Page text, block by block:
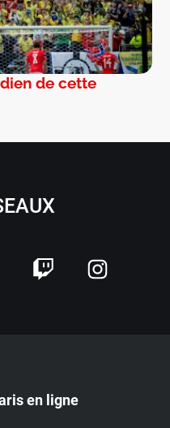
de cette
en ligne